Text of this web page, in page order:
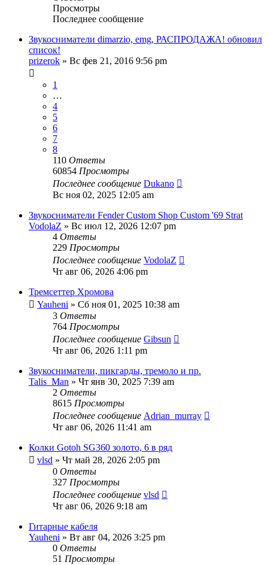
Просмотры
Последнее сообщение
Звукосниматели dimarzio, emg, РАСПРОДАЖА! обновил
список!
prizerok » Вс фев 21, 2016 9:56 pm
1
…
4
5
6
7
8
110 Ответы
60854 Просмотры
Последнее сообщение Dukano
Вс ноя 02, 2025 12:05 am
Звукосниматели Fender Custom Shop Custom '69 Strat
VodolaZ » Вс июл 12, 2026 12:07 pm
4 Ответы
229 Просмотры
Последнее сообщение VodolaZ
Чт авг 06, 2026 4:06 pm
Тремсеттер Хромова
Yauheni » Сб ноя 01, 2025 10:38 am
3 Ответы
764 Просмотры
Последнее сообщение Gibsun
Чт авг 06, 2026 1:11 pm
Звукосниматели, пикгарды, тремоло и пр.
Talis_Man » Чт янв 30, 2025 7:39 am
2 Ответы
8615 Просмотры
Последнее сообщение Adrian_murray
Чт авг 06, 2026 11:41 am
Колки Gotoh SG360 золото, 6 в ряд
vlsd » Чт май 28, 2026 2:05 pm
0 Ответы
327 Просмотры
Последнее сообщение vlsd
Чт авг 06, 2026 9:18 am
Гитарные кабеля
Yauheni » Вт авг 04, 2026 3:25 pm
0 Ответы
51 Просмотры